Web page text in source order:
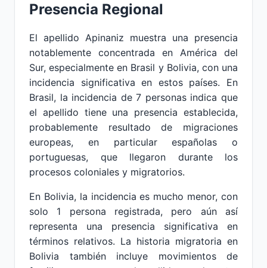
Presencia Regional
El apellido Apinaniz muestra una presencia
notablemente concentrada en América del
Sur, especialmente en Brasil y Bolivia, con una
incidencia significativa en estos países. En
Brasil, la incidencia de 7 personas indica que
el apellido tiene una presencia establecida,
probablemente resultado de migraciones
europeas, en particular españolas o
portuguesas, que llegaron durante los
procesos coloniales y migratorios.
En Bolivia, la incidencia es mucho menor, con
solo 1 persona registrada, pero aún así
representa una presencia significativa en
términos relativos. La historia migratoria en
Bolivia también incluye movimientos de